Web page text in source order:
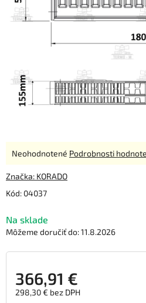
Kód: 04037
Na sklade
Môžeme doručiť do:11.8.2026
366,91 €
298,30 € bez DPH
Priemerné
produktu
0,0
5
hviezdičiek.
Neohodnotené Podrobnosti
Značka: KORADO